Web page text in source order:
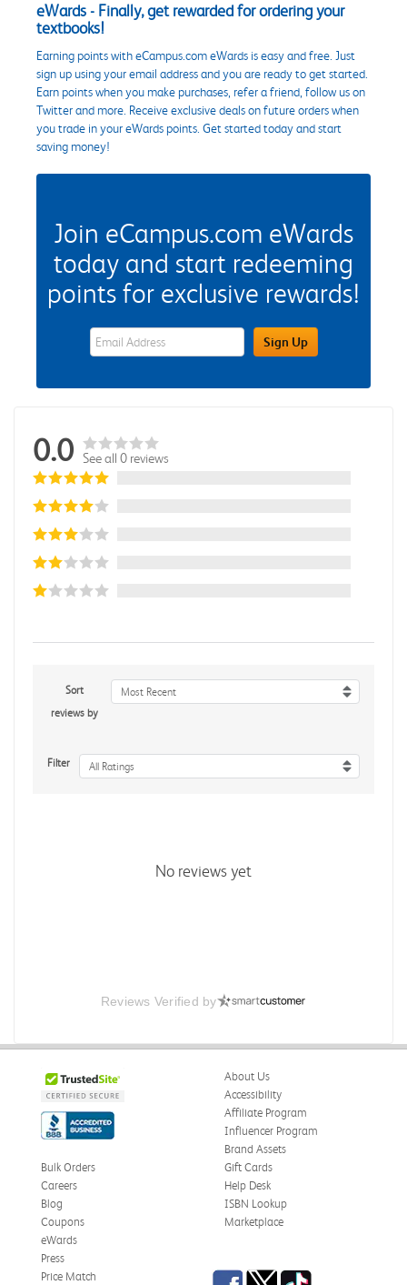
eWards - Finally, get rewarded for ordering your
textbooks!
Earning points with eCampus.com eWards is easy and free. Just
sign up using your email address and you are ready to get started.
Earn points when you make purchases, refer a friend, follow us on
Twitter and more. Receive exclusive deals on future orders when
you trade in your eWards points. Get started today and start
saving money!
Join eCampus.com eWards
today and start redeeming
points for exclusive rewards!
eWards Sign Up Email Address FieldSign Up
0.0 See all 0 reviews
Sort
reviews by
Most Recent
Filter All Ratings
No reviews yet
Reviews Verified by
About Us
Accessibility
Affiliate Program
Influencer Program
Brand Assets
Bulk Orders
Careers
Blog
Coupons
eWards
Gift Cards
Help Desk
ISBN Lookup
Marketplace
Press
Price Match
Facebook
TwitterTikTok